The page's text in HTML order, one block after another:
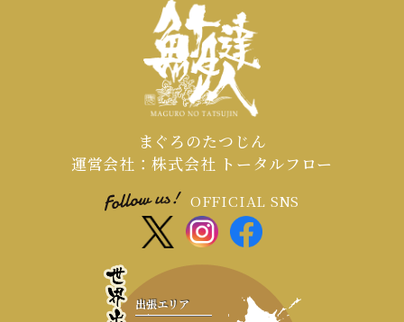
まぐろのたつじん
運営会社：株式会社 トータルフロー
OFFICIAL SNS
出張エリア